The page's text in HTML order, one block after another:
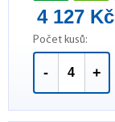
4 127 Kč
Počet kusů:
- +